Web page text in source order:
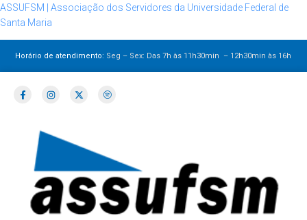
ASSUFSM | Associação dos Servidores da Universidade Federal de
Santa Maria
Horário de atendimento: Seg – Sex: Das 7h às 11h30min – 12h30minàs 16h